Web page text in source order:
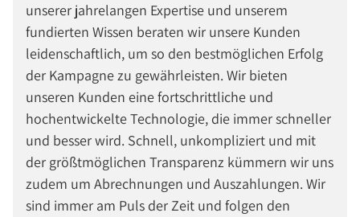
unserer jahrelangen Expertise und unserem
fundierten Wissen beraten wir unsere Kunden
leidenschaftlich, um so den bestmöglichen Erfolg
der Kampagne zu gewährleisten. Wir bieten
unseren Kunden eine fortschrittliche und
hochentwickelte Technologie, die immer schneller
und besser wird. Schnell, unkompliziert und mit
der größtmöglichen Transparenz kümmern wir uns
zudem um Abrechnungen und Auszahlungen. Wir
sind immer am Puls der Zeit und folgen den